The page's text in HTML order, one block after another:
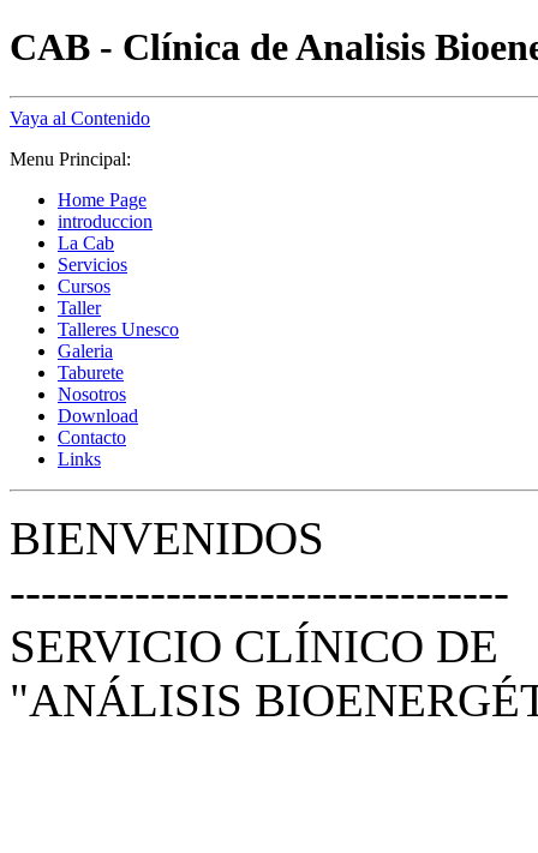
CAB - Clínica de Analisis
Vaya al Contenido
Menu Principal:
Home Page
introduccion
La Cab
Servicios
Cursos
Taller
Talleres Unesco
Galeria
Taburete
Nosotros
Download
Contacto
Links
BIENVENIDOS
--------------------------------
SERVICIO CLÍNICO DE
"ANÁLISIS